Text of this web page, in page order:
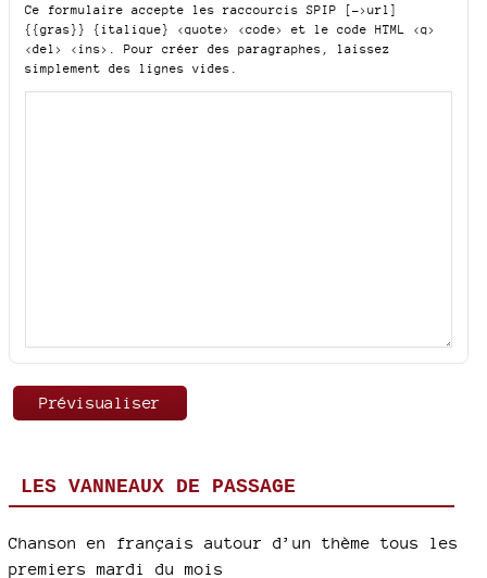
Ce formulaire accepte les raccourcis SPIP
[->url]
{{gras}} {italique} <quote> <code>
et le code HTML <q>
<del> <ins>
. Pour créer des paragraphes, laissez
simplement des lignes vides.
LES VANNEAUX DE PASSAGE
Chanson en français autour d’un thème tous les
premiers mardi du mois